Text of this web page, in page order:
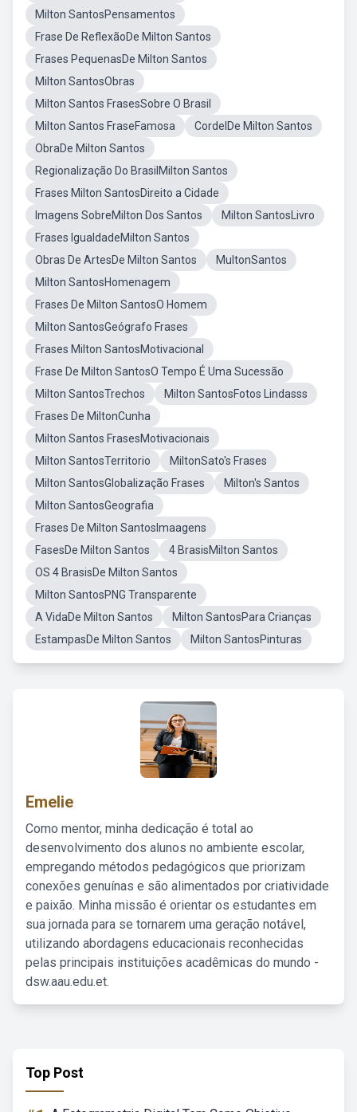
Milton SantosPensamentos
Frase De ReflexãoDe Milton Santos
Frases PequenasDe Milton Santos
Milton SantosObras
Milton Santos FrasesSobre O Brasil
Milton Santos FraseFamosa
CordelDe Milton Santos
ObraDe Milton Santos
Regionalização Do BrasilMilton Santos
Frases Milton SantosDireito a Cidade
Imagens SobreMilton Dos Santos
Milton SantosLivro
Frases IgualdadeMilton Santos
Obras De ArtesDe Milton Santos
MultonSantos
Milton SantosHomenagem
Frases De Milton SantosO Homem
Milton SantosGeógrafo Frases
Frases Milton SantosMotivacional
Frase De Milton SantosO Tempo É Uma Sucessão
Milton SantosTrechos
Milton SantosFotos Lindasss
Frases De MiltonCunha
Milton Santos FrasesMotivacionais
Milton SantosTerritorio
MiltonSato's Frases
Milton SantosGlobalização Frases
Milton's Santos
Milton SantosGeografia
Frases De Milton SantosImaagens
FasesDe Milton Santos
4 BrasisMilton Santos
OS 4 BrasisDe Milton Santos
Milton SantosPNG Transparente
A VidaDe Milton Santos
Milton SantosPara Crianças
EstampasDe Milton Santos
Milton SantosPinturas
Emelie
Como mentor, minha dedicação é total ao
desenvolvimento dos alunos no ambiente escolar,
empregando métodos pedagógicos que priorizam
conexões genuínas e são alimentados por criatividade
e paixão. Minha missão é orientar os estudantes em
sua jornada para se tornarem uma geração notável,
utilizando abordagens educacionais reconhecidas
pelas principais instituições acadêmicas do mundo -
dsw.aau.edu.et.
Top Post